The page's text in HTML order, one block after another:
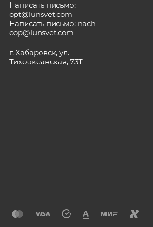
Написать письмо:
opt@lunsvet.com
Написать письмо: nach-
oop@lunsvet.com
г. Хабаровск, ул.
Тихоокеанская, 73Т